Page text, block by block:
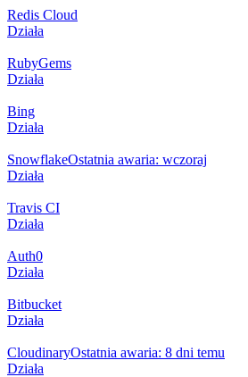
Redis Cloud
Działa
RubyGems
Działa
Bing
Działa
SnowflakeOstatnia awaria: wczoraj
Działa
Travis CI
Działa
Auth0
Działa
Bitbucket
Działa
CloudinaryOstatnia awaria: 8 dni temu
Działa